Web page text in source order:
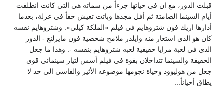
قبلت الدور، مع ان في حياتها جزءاً من سماته هي التي كانت انطلقت
أيام السينما الصامتة ثم أفل مجدها وباتت تعيش حقاً في عزلة، بعدما
أدارها اريك فون شتروهايم في فيلم «الملكة كيلي». وشتروهايم نفسه
كان هو الذي استعار منه وايلدر ملامح شخصية فون مايرلنغ - الدور
الذي في لعبة مرايا حقيقية لعبه شتروهايم بنفسه -. وهذا ما جعل
الحقيقة والسينما تتداخلان بقوة في فيلم أسس لتيار سينمائي قوي
جعل من هوليوود وحياة نجومها موضوعه الأثير والقاسي الى حد لا
يطاق أحياناً...